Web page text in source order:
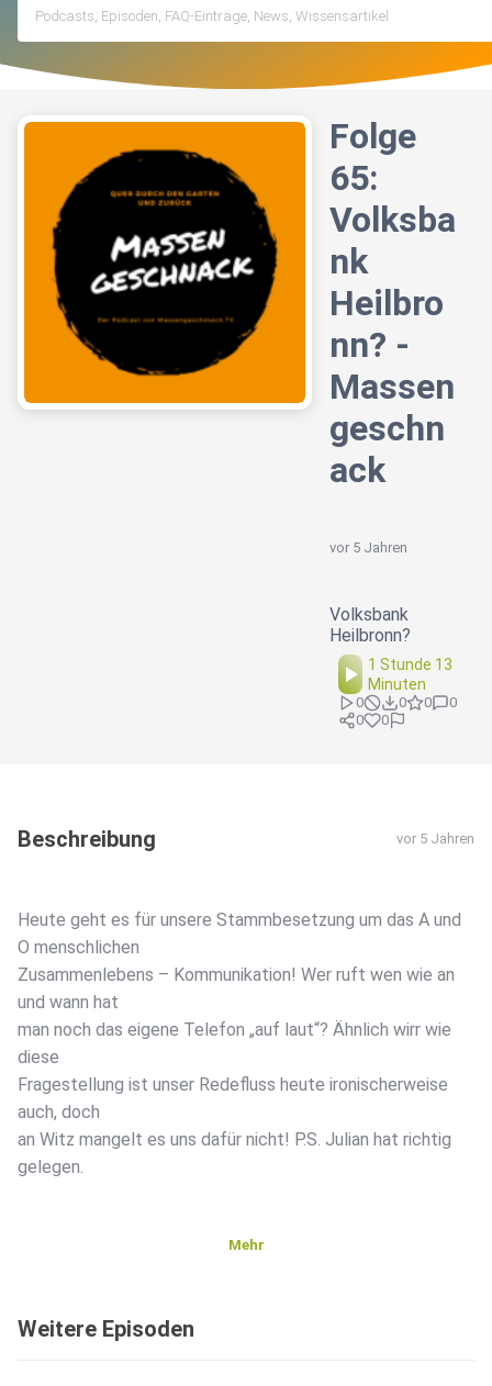
Folge
65:
Volksba
nk
Heilbro
nn? -
Massen
geschn
ack
vor 5 Jahren
Volksbank
Heilbronn?
1 Stunde 13
Minuten
0 0 0
0
0
0
Beschreibung vor 5 Jahren
Heute geht es für unsere Stammbesetzung um das A und
O menschlichen
Zusammenlebens – Kommunikation! Wer ruft wen wie an
und wann hat
man noch das eigene Telefon „auf laut“? Ähnlich wirr wie
diese
Fragestellung ist unser Redefluss heute ironischerweise
auch, doch
an Witz mangelt es uns dafür nicht! P.S. Julian hat richtig
gelegen.
Mehr
Weitere Episoden